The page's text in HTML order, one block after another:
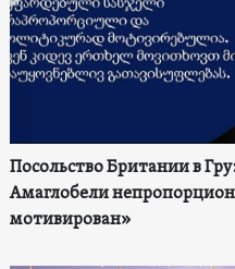
Посольство Британии в
Амаглобели
мотивирован»